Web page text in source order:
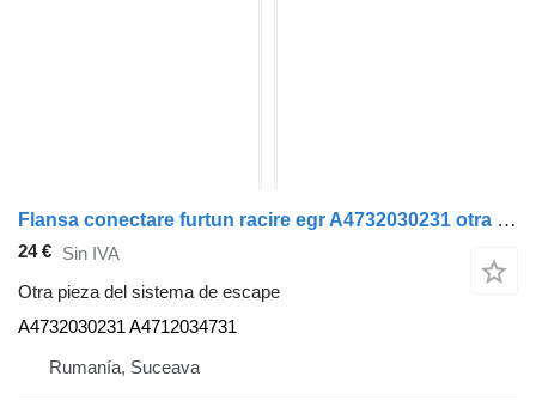
Flansa conectare furtun racire egr A4732030231 otra pieza del sistema de escape para Mercedes-Benz ACTROS MP4 cabeza tractora
24 € Sin IVA
Otra pieza del sistema de escape
A4732030231 A4712034731
Rumanía, Suceava